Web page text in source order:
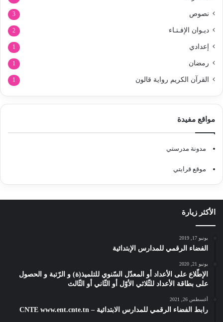
نصوص 3
ديـوان الإفـتـاء 2
إعدادي 1
رمضان 1
القرآن الكريم رواية قالون 1
مواقع مفيدة
مدونة مدرستي
موقع قرايتي
الأكثر زيارة
يونيو 17, 2019
الفضاء الرقمي للمدارس الإبتدائية
يونيو 21, 2020
الإطّلاع على الأعداد أو المعدّل السّنوي للتلميذ(ة) و الرّتبة و الحصول
على بطاقة الأعداد للثّلاثي الأوّل أو الثّاني أو الثّالث
أغسطس 26, 2021
رابط الفضاء الرقمي للمدارس الابتدائية – CNTE www.ent.cnte.tn